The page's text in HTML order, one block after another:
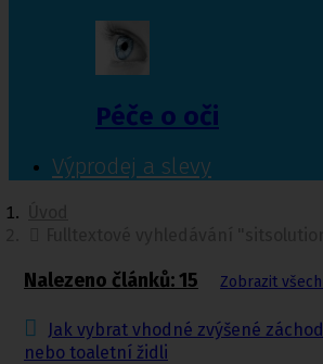
Péče o oči
Výprodej a slevy
Nalezeno článků: 15 Zobrazit
Jak vybrat vhodné zvýšené
nebo toaletní židli